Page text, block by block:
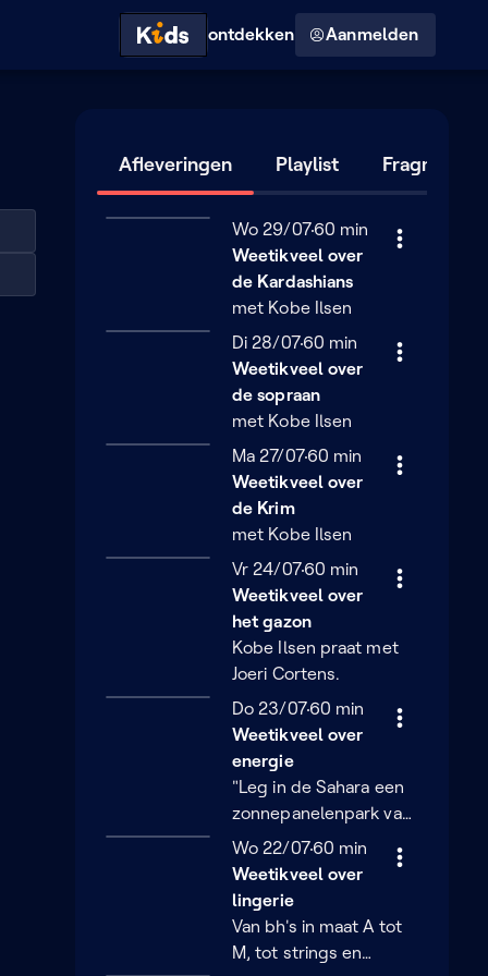
Hoog contrast modus
ontdekken Aanmelden
Afleveringen Playlist
Woensdag 29 juli
Wo 29/0760 minuten
60 min
Weetikveel over
de Kardashians
met Kobe Ilsen
Dinsdag 28 juli
Di 28/0760 minuten
60 min
Weetikveel over
de sopraan
met Kobe Ilsen
Maandag 27 juli
Ma 27/0760 minuten
60 min
Weetikveel over
de Krim
met Kobe Ilsen
Vrijdag 24 juli
Vr 24/0760 minuten
60 min
Weetikveel over
het gazon
Kobe Ilsen praat met
Joeri Cortens.
Donderdag 23 juli
Do 23/0760 minuten
60 min
Weetikveel over
energie
"Leg in de Sahara een
zonnepanelenpark van
100 km2 en je kan de
hele wereld van
energie voorzien!" Dat
klopt, blijkbaar. Maar is
het ook een goed idee?
Woensdag 22 juli
Wo 22/0760 minuten
60 min
Weetikveel over
lingerie
Van bh's in maat A tot
M, tot strings en